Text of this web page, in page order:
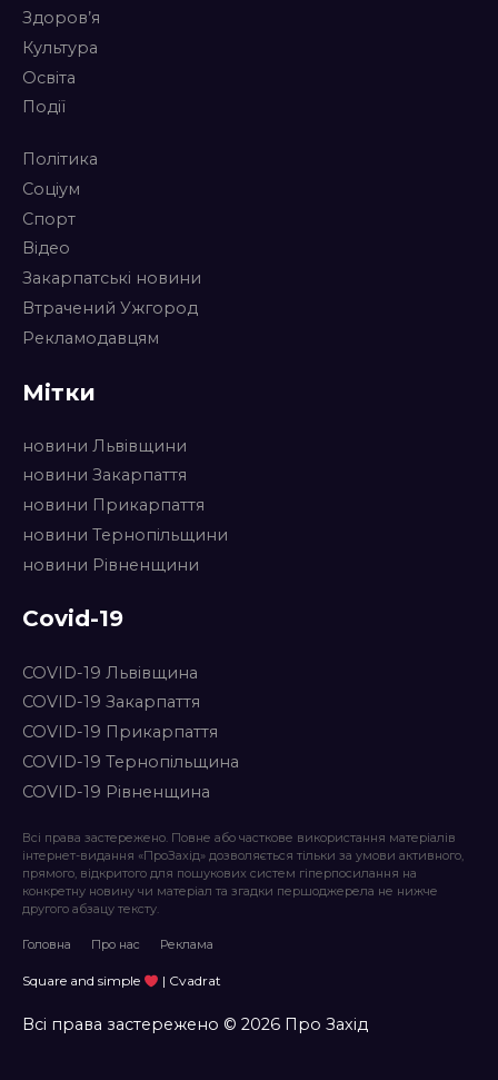
Здоров’я
Культура
Освіта
Події
Політика
Соціум
Спорт
Відео
Закарпатські новини
Втрачений Ужгород
Рекламодавцям
Мітки
новини Львівщини
новини Закарпаття
новини Прикарпаття
новини Тернопільщини
новини Рівненщини
Covid-19
COVID-19 Львівщина
COVID-19 Закарпаття
COVID-19 Прикарпаття
COVID-19 Тернопільщина
COVID-19 Рівненщина
Всі права застережено. Повне або часткове використання матеріалів
інтернет-видання «ПроЗахід» дозволяється тільки за умови активного,
прямого, відкритого для пошукових систем гіперпосилання на
конкретну новину чи матеріал та згадки першоджерела не нижче
другого абзацу тексту.
Головна Про нас Реклама
Square and simple | Cvadrat
Всі права застережено © 2026 Про Захід